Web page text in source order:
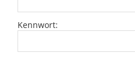
Kennwort: